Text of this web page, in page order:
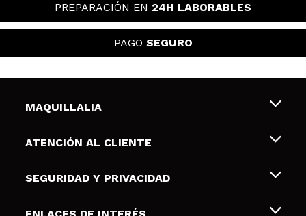
PREPARACIÓN EN 24H LABORABLES
PAGO SEGURO
MAQUILLALIA
Sobre nosotros
Tarjetas de Regalo
ATENCIÓN AL CLIENTE
Envíos y devoluciones
SEGURIDAD Y PRIVACIDAD
Terminos y condiciones de uso